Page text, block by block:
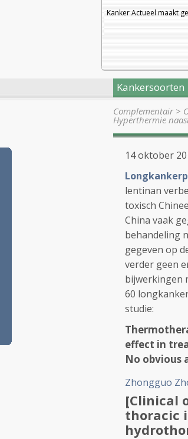
Kanker Actueel maakt
Kankersoorten
Complementair>
Hyperthermie
14 oktober
lentinan
toxisch
China vaak
behandeling
gegeven op
verder geen
bijwerkingen
60
studie:
effect in
No obvious
Zhongguo
[Clinical
thoracic